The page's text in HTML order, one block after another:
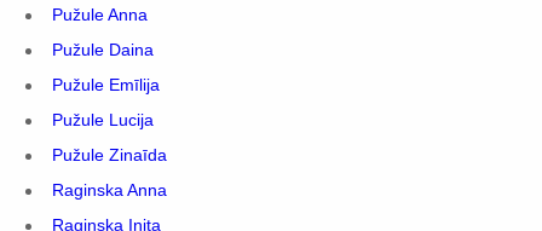
Pužule Anna
Pužule Daina
Pužule Emīlija
Pužule Lucija
Pužule Zinaīda
Raginska Anna
Raginska Inita